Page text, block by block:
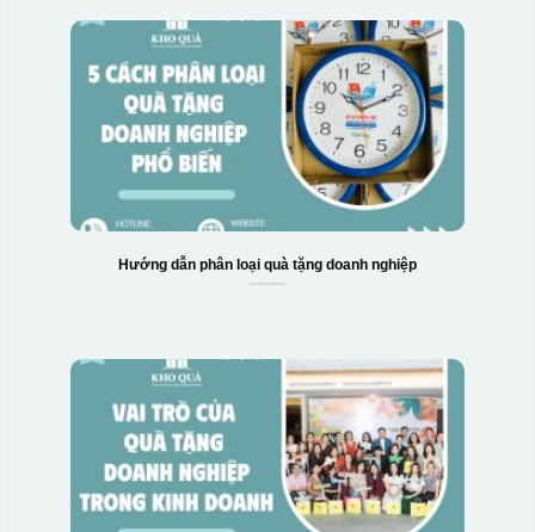
Hướng dẫn phân loại quà tặng doanh nghiệp